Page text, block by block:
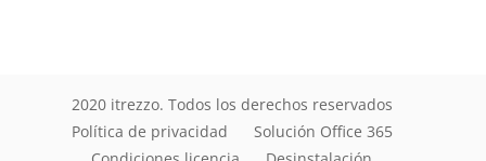
2020 itrezzo. Todos los derechos reservados
Política de privacidad
Solución Office 365